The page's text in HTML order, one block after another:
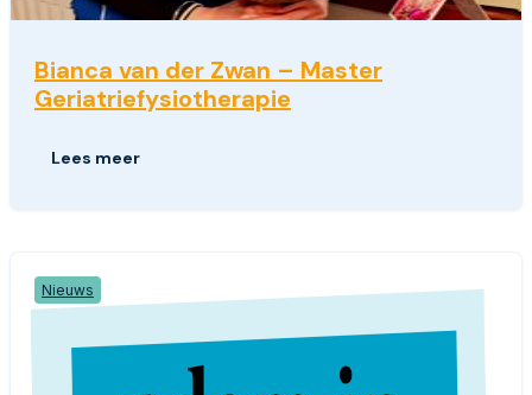
Bianca van der Zwan – Master
Geriatriefysiotherapie
Lees meer
Nieuws